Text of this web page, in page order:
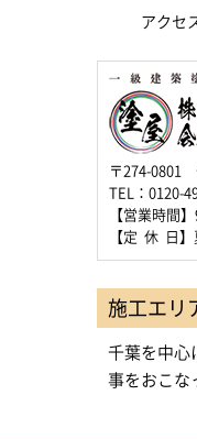
アクセ
〒274-0801
TEL：0120-
【営業時間
【定 休 日
施工エリ
千葉を中心
事をおこな